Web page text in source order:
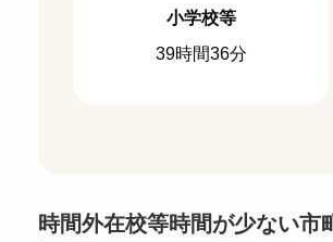
小学校等
39時間36分
時間外在校等時間が少ない市